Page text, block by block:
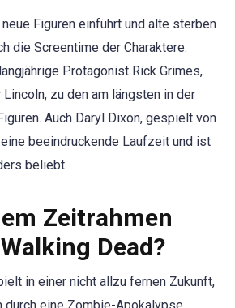
Figuren einführt und alte sterben
die Screentime der Charaktere.
Protagonist Rick Grimes,
zu den am längsten in der
Auch Daryl Dixon, gespielt von
beeindruckende Laufzeit und ist
beliebt.
Zeitrahmen
Dead?
in einer nicht allzu fernen Zukunft,